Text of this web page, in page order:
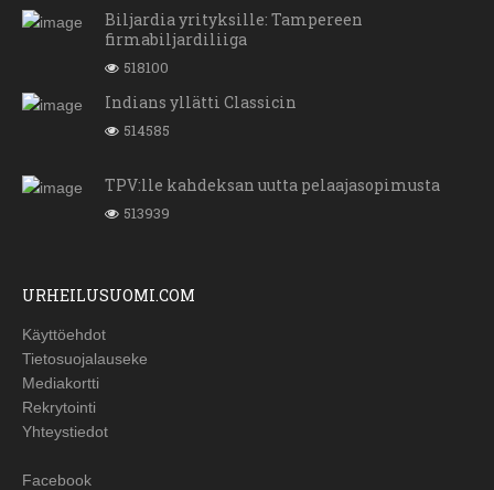
Biljardia yrityksille: Tampereen
firmabiljardiliiga
518100
Indians yllätti Classicin
514585
TPV:lle kahdeksan uutta pelaajasopimusta
513939
URHEILUSUOMI.COM
Käyttöehdot
Tietosuojalauseke
Mediakortti
Rekrytointi
Yhteystiedot
Facebook